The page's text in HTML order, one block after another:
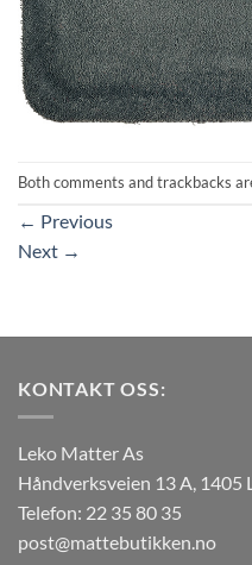
Both comments and trackbacks
← Previous
Next →
KONTAKT OSS:
Leko Matter As
Håndverksveien 13 A, 1405
Telefon: 22 35 80 35
post@mattebutikken.no